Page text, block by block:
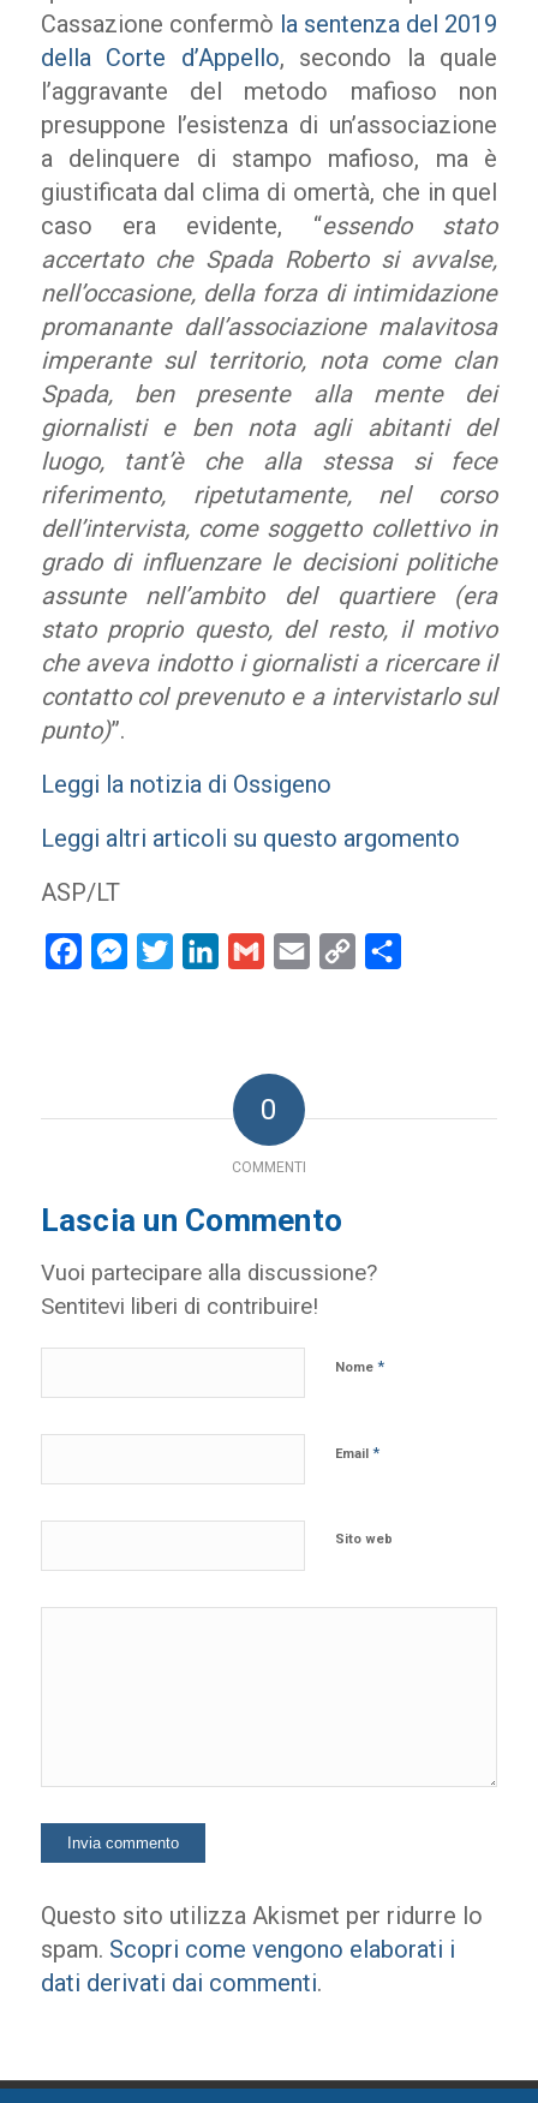
Cassazione confermò la sentenza del 2019
della Corte d’Appello, secondo la quale
l’aggravante del metodo mafioso non
presuppone l’esistenza di un’associazione
a delinquere di stampo mafioso, ma è
giustificata dal clima di omertà, che in quel
caso era evidente, “essendo stato
accertato che Spada Roberto si avvalse,
nell’occasione, della forza di intimidazione
promanante dall’associazione malavitosa
imperante sul territorio, nota come clan
Spada, ben presente alla mente dei
giornalisti e ben nota agli abitanti del
luogo, tant’è che alla stessa si fece
riferimento, ripetutamente, nel corso
dell’intervista, come soggetto collettivo in
grado di influenzare le decisioni politiche
assunte nell’ambito del quartiere (era
stato proprio questo, del resto, il motivo
che aveva indotto i giornalisti a ricercare il
contatto col prevenuto e a intervistarlo sul
punto)”.
Leggi la notizia di Ossigeno
Leggi altri articoli su questo argomento
ASP/LT
FacebookMessenger
Twitter LinkedInGmail Email
Copy
0
COMMENTI
Lascia un Commento
Vuoi partecipare alla discussione?
Sentitevi liberi di contribuire!
Nome *
Email *
Sito web
Questo sito utilizza Akismet per ridurre lo
spam. Scopri come vengono elaborati i
dati derivati dai commenti.